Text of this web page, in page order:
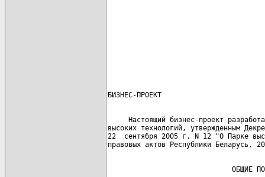
Настоящий бизнес-проект
высоких технологий, утвержденным
22  сентября 2005 г. N 12 "О Парке